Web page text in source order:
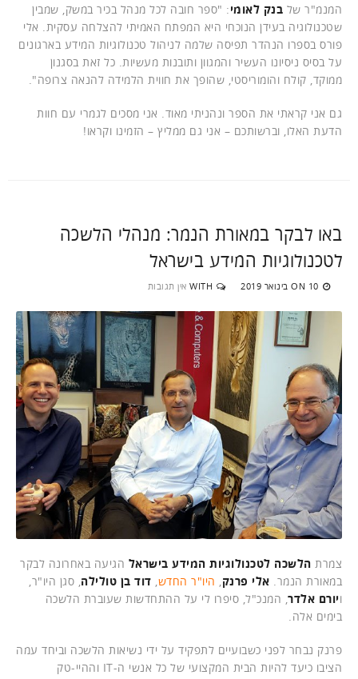
המנמ"ר של בנק לאומי: "ספר חובה לכל מנהל בכיר במשק, שמבין
שטכנולוגיה בעידן הנוכחי היא המפתח האמיתי להצלחה עסקית. אלי
פורס בספרו הנהדר תפיסה שלמה לניהול טכנולוגיות המידע בארגונים
על בסיס ניסיונו העשיר והמגוון ותובנות מעשיות. כל זאת בסגנון
ממוקד, קולח והומוריסטי, שהופך את חווית הלמידה להנאה צרופה".
גם אני קראתי את הספר ונהניתי מאוד. אני מסכים לגמרי עם חוות
הדעת האלו, וברשותכם – אני גם ממליץ – הזמינו וקראו!
באו לבקר במאורת הנמר: מנהלי הלשכה
לטכנולוגיות המידע בישראל
ON 10 בינואר 2019 WITH אין תגובות
צמרת הלשכה לטכנולוגיות המידע בישראל הגיעה באחרונה לבקר
במאורת הנמר. אלי פרנק, היו"ר החדש, דוד בן טולילה, סגן היו"ר,
ויורם אלדר, המנכ"ל, סיפרו לי על ההתחדשות שעוברת הלשכה
בימים אלה.
פרנק נבחר לפני כשבועיים לתפקיד על ידי נשיאות הלשכה וביחד עמה
הציבו כיעד להיות הבית המקצועי של כל אנשי ה-IT וההיי-טק